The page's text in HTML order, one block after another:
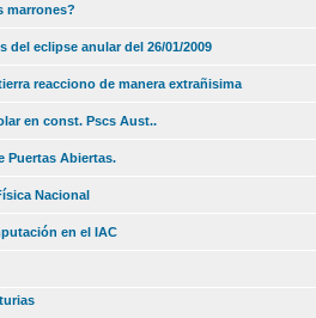
marrones?
del eclipse anular del 26/01/2009
reacciono de manera extrañisima
en const. Pscs Aust..
Puertas Abiertas.
Nacional
en el IAC